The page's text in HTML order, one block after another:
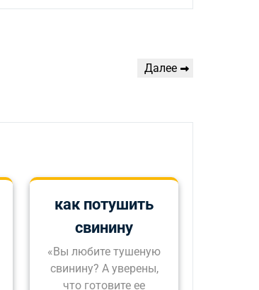
Следующая
Далее
как потушить
свинину
«Вы любите тушеную
свинину? А уверены,
что готовите ее